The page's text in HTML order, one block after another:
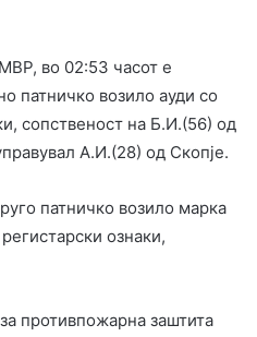
во 02:53 часот е
патничко возило ауди со
сопственост на Б.И.(56) од
А.И.(28) од Скопје.
патничко возило марка
ознаки,
противпожарна заштита